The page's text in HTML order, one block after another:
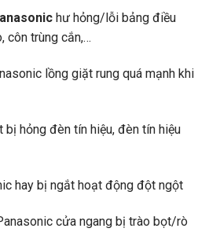
hư hỏng/lỗi bảng điều
côn trùng cắn,…
lồng giặt rung quá mạnh khi
hỏng đèn tín hiệu, đèn tín hiệu
hay bị ngắt hoạt động đột ngột
cửa ngang bị trào bọt/rò